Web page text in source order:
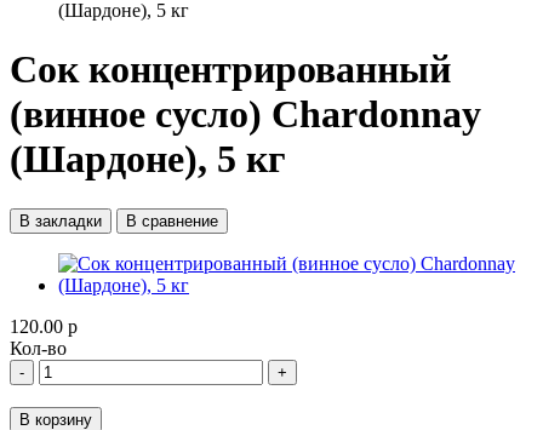
(Шардоне), 5 кг
Сок концентрированный
(винное сусло) Chardonnay
(Шардоне), 5 кг
В закладки В сравнение
120.00 р
Кол-во
- +
В корзину